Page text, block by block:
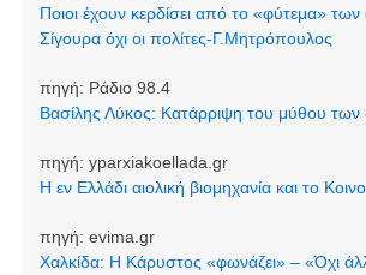
Ποιοι έχουν κερδίσει από το «φύτεμα» των
Σίγουρα όχι οι πολίτες-Γ.Μητρόπουλος
πηγή: Ράδιο 98.4
Βασίλης Λύκος: Κατάρριψη του μύθου των
πηγή: yparxiakoellada.gr
Η εν Ελλάδι αιολική βιομηχανία και το
πηγή: evima.gr
Χαλκίδα: Η Κάρυστος «φωνάζει» – «Όχι